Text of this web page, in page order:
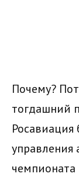
Почему?
тогдашний
чемпионата